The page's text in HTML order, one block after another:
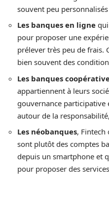
souvent peu
Les banques en ligne
pour proposer une
prélever très peu de frais.
bien souvent des
Les banques
appartiennent à leurs
gouvernance
autour de la
Les néobanques, Fintech
sont plutôt des comptes
depuis un smartphone et
pour proposer des